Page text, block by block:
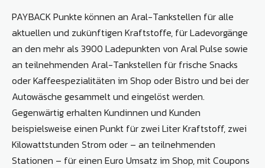
PAYBACK Punkte können an Aral-Tankstellen für alle
aktuellen und zukünftigen Kraftstoffe, für Ladevorgänge
an den mehr als 3900 Ladepunkten von Aral Pulse sowie
an teilnehmenden Aral-Tankstellen für frische Snacks
oder Kaffeespezialitäten im Shop oder Bistro und bei der
Autowäsche gesammelt und eingelöst werden.
Gegenwärtig erhalten Kundinnen und Kunden
beispielsweise einen Punkt für zwei Liter Kraftstoff, zwei
Kilowattstunden Strom oder – an teilnehmenden
Stationen – für einen Euro Umsatz im Shop, mit Coupons